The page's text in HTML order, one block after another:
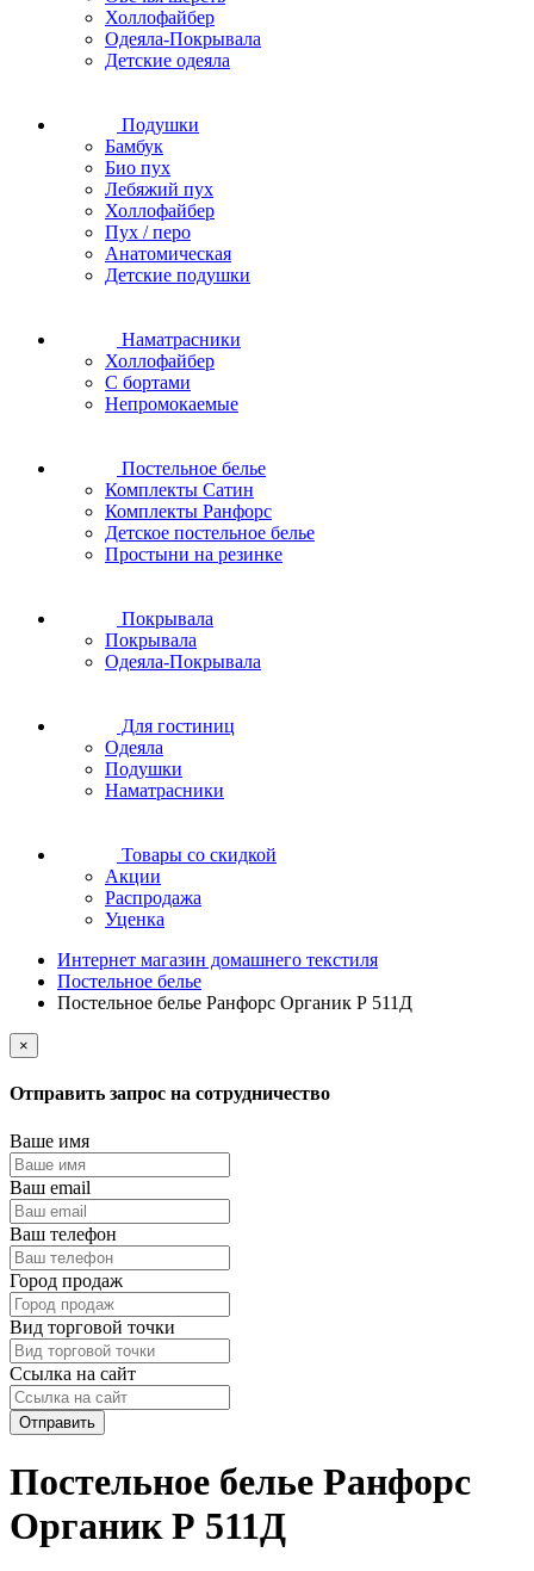
Холлофайбер
Одеяла-Покрывала
Детские одеяла
Подушки
Бамбук
Био пух
Лебяжий пух
Холлофайбер
Пух / перо
Анатомическая
Детские подушки
Наматрасники
Холлофайбер
С бортами
Непромокаемые
Постельное белье
Комплекты Сатин
Комплекты Ранфорс
Детское постельное белье
Простыни на резинке
Покрывала
Покрывала
Одеяла-Покрывала
Для гостиниц
Одеяла
Подушки
Наматрасники
Товары со скидкой
Акции
Распродажа
Уценка
Интернет магазин домашнего текстиля
Постельное белье
Постельное белье Ранфорс Органик Р 511Д
×
Отправить запрос на сотрудничество
Ваше имя
Ваш email
Ваш телефон
Город продаж
Вид торговой точки
Ссылка на сайт
Отправить
Постельное белье Ранфорс
Органик Р 511Д